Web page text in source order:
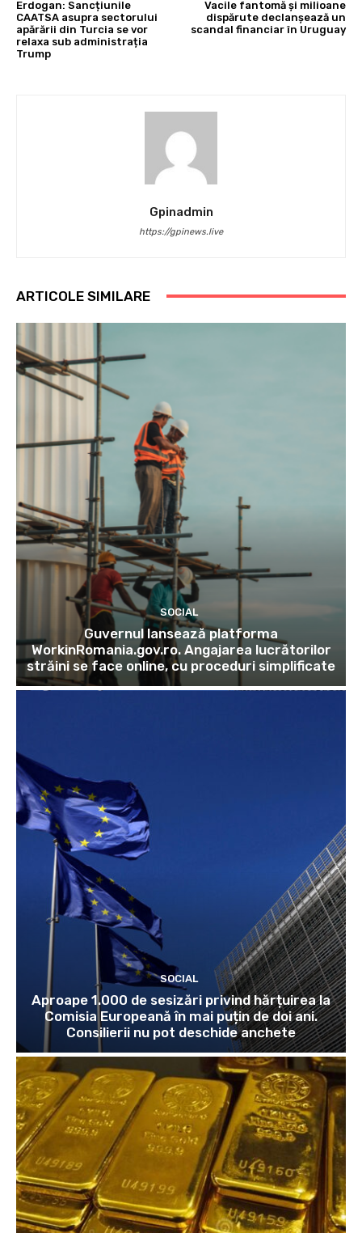
Erdogan: Sancțiunile
CAATSA asupra sectorului
apărării din Turcia se vor
relaxa sub administrația
Trump
Vacile fantomă și milioane
dispărute declanșează un
scandal financiar în Uruguay
Gpinadmin
https://gpinews.live
ARTICOLE SIMILARE
SOCIAL
Guvernul lansează platforma
WorkinRomania.gov.ro. Angajarea lucrătorilor
străini se face online, cu proceduri simplificate
SOCIAL
Aproape 1.000 de sesizări privind hărțuirea la
Comisia Europeană în mai puțin de doi ani.
Consilierii nu pot deschide anchete